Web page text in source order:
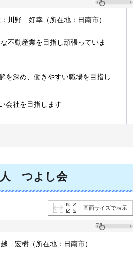
川野 好幸（所在地：日南市）
不動産業を目指し頑張っていま
を深め、働きやすい職場を目指し
会社を目指します
つよし会
画面サイズで表示
宏樹（所在地：日南市）